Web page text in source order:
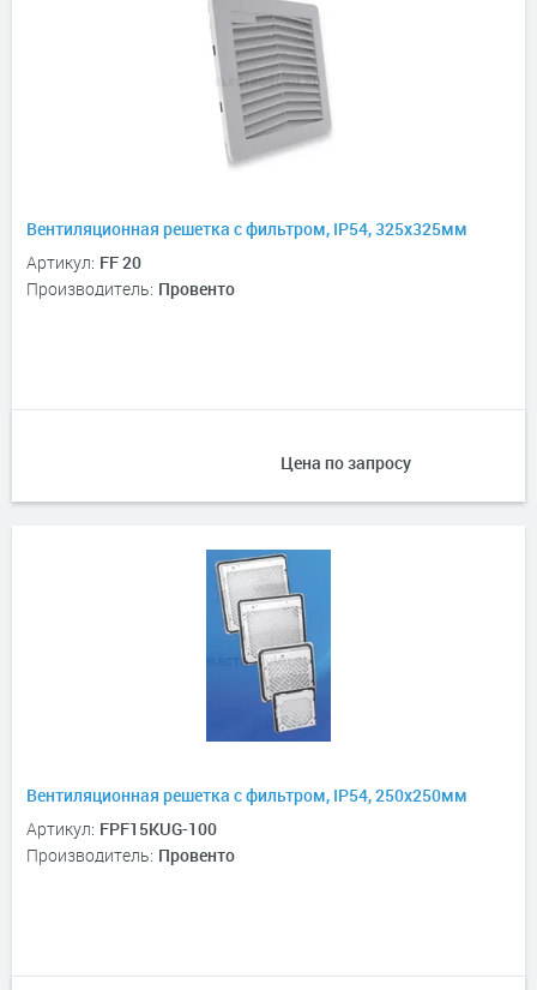
Вентиляционная решетка с фильтром, IP54, 325х325мм
Артикул: FF 20
Производитель: Провенто
Цена по запросу
Вентиляционная решетка с фильтром, IP54, 250х250мм
Артикул: FPF15KUG-100
Производитель: Провенто